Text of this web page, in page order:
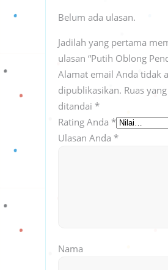
Belum ada ulasan.
Jadilah yang pertama
ulasan “Putih Oblong
Alamat email Anda tidak
dipublikasikan. Ruas
ditandai *
Rating Anda *
Ulasan Anda *
Nama